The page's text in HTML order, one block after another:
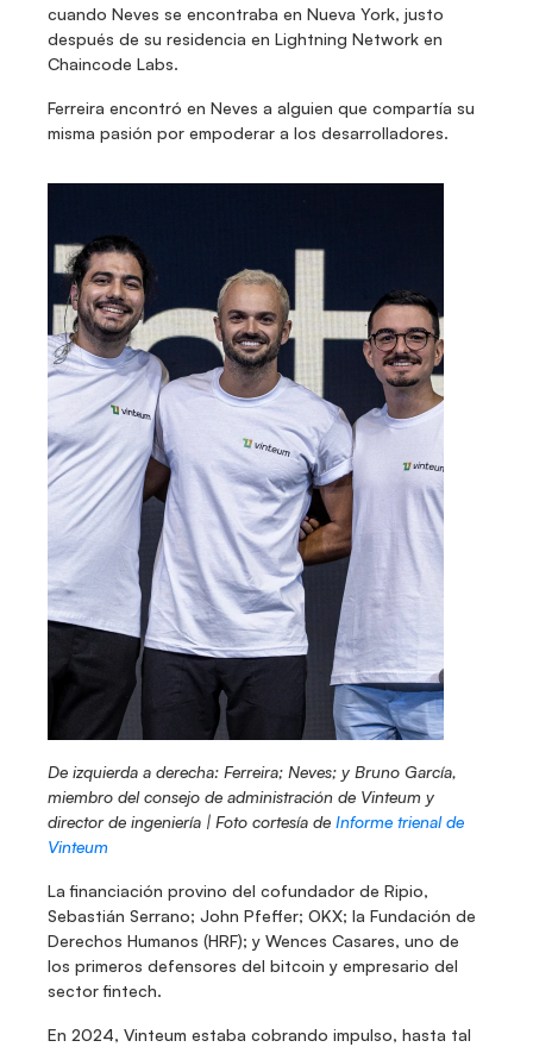
cuando Neves se encontraba en Nueva York, justo
después de su residencia en Lightning Network en
Chaincode Labs.
Ferreira encontró en Neves a alguien que compartía su
misma pasión por empoderar a los desarrolladores.
De izquierda a derecha: Ferreira; Neves; y Bruno García,
miembro del consejo de administración de Vinteum y
director de ingeniería | Foto cortesía de Informe trienal de
Vinteum
La financiación provino del cofundador de Ripio,
Sebastián Serrano; John Pfeffer; OKX; la Fundación de
Derechos Humanos (HRF); y Wences Casares, uno de
los primeros defensores del bitcoin y empresario del
sector fintech.
En 2024, Vinteum estaba cobrando impulso, hasta tal